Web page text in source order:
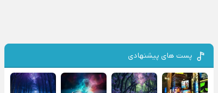
پست های پیشنهادی